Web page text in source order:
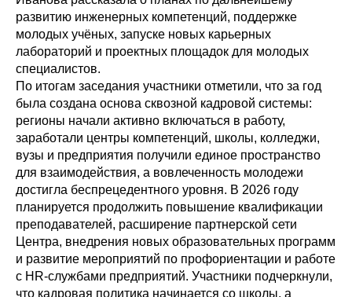
развитию инженерных компетенций, поддержке
молодых учёных, запуске новых карьерных
лабораторий и проектных площадок для молодых
специалистов.
По итогам заседания участники отметили, что за год
была создана основа сквозной кадровой системы:
регионы начали активно включаться в работу,
заработали центры компетенций, школы, колледжи,
вузы и предприятия получили единое пространство
для взаимодействия, а вовлеченность молодежи
достигла беспрецедентного уровня. В 2026 году
планируется продолжить повышение квалификации
преподавателей, расширение партнерской сети
Центра, внедрения новых образовательных программ
и развитие мероприятий по профориентации и работе
с HR-службами предприятий. Участники подчеркнули,
что кадровая политика начинается со школы, а